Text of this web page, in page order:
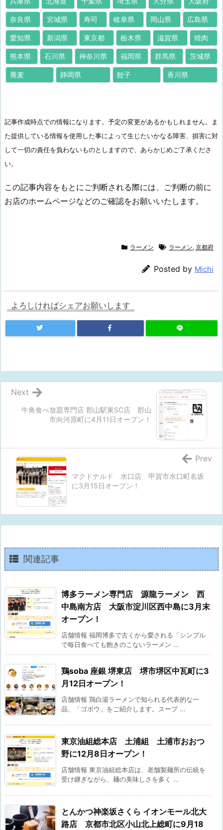
奈良県 宮城県 寿司 岐阜県 岡山県 広島県
愛知県 新潟県 東京都 栃木県 滋賀県 焼肉
熊本県 石川県 神奈川県 福岡県 群馬県 茨城県
蕎麦 静岡県 餃子 香川県
記事作成時点での情報になります。予定の変更があるかもしれません。ま
た提供している情報を使用した事によって生じたいかなる障害、損害に対
して一切の責任を負わないものとしますので、あらかじめご了承くださ
い。
この記事内容をもとにご判断される際には、ご判断の前に
お店のホームページなどのご確認をお願いいたします。
ラーメン ラーメン, 京都府
Posted by Michi
よろしければシェアお願いします
牛角食べ放題専門店 郡山駅東SC店 郡山
市向河原町に4月11日オープン！
Next
マクドナルド 水口店 甲賀市水口町名坂
に3月15日オープン！
Prev
関連記事
博多ラーメン専門店 源龍ラーメン 西
中島南方店 大阪市淀川区西中島に3月末
オープン！
店舗情報 福岡博多で古くから愛される「シンプル
で毎日食べても飽きのこないラーメン ...
鶏soba 座銀 堺東店 堺市堺区中瓦町に3
月12日オープン！
店舗情報 鶏白湯ラーメンで知られる代表的な一
品、「ゴボウ」をご紹介します。スープ ...
東京油組総本店 土浦組 土浦市おおつ
野に12月8日オープン！
店舗情報 東京油組総本店は、老舗製麺所の伝統を
受け継ぎながら、麺の美味しさを多く ...
とんかつ神楽坂さくら イオンモール北大
路店 京都市北区小山北上総町に9月18